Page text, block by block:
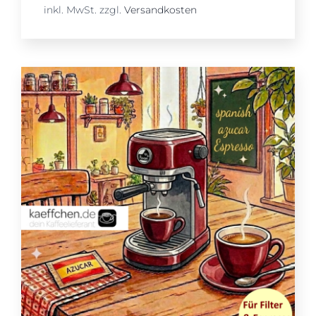
inkl. MwSt. zzgl. Versandkosten